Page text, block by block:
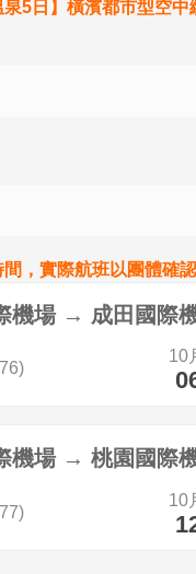
泉5日】橫濱都市型空
，實際航班以團體確
機場 → 成田國際
10
機場 → 桃園國際
10